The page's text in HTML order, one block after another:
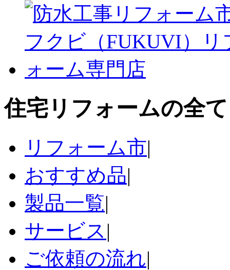
住宅リフォームの全
リフォーム市|
おすすめ品|
製品一覧|
サービス |
ご依頼の流れ|